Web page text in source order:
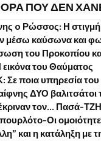
ΠΟΥ ΔΕΝ
o Ρώσσος: Η
μέσω καύσωνα και
του Προκοπίου
του Θαύματος
Σε ποια υπηρεσία
ΔΥΟ βαλιτσάτοι
τον… Πασά-
Οι ομοιότητες
και η κατάληξη με